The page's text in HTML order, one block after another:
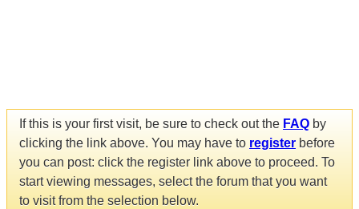
If this is your first visit, be sure to check out the FAQ by
clicking the link above. You may have to register before
you can post: click the register link above to proceed. To
start viewing messages, select the forum that you want
to visit from the selection below.